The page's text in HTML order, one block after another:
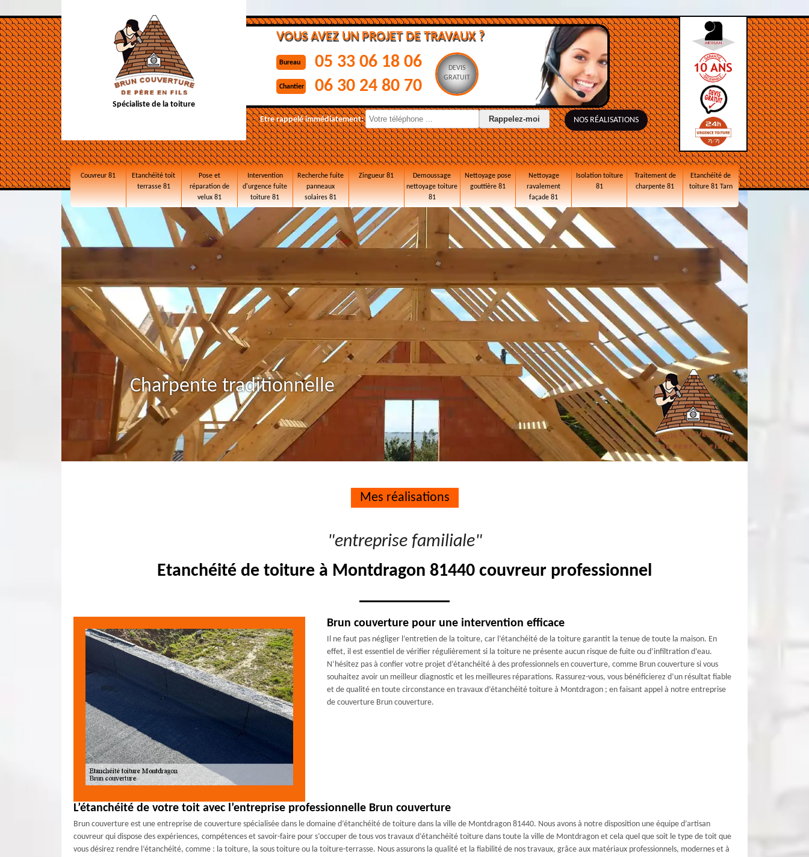
Spécialiste de la toiture
VOUS AVEZ UN PROJET DE TRAVAUX ?
Bureau 05 33 06 18 06
Chantier 06 30 24 80 70
DEVIS
GRATUIT
Etre rappelé immédiatement: NOS RÉALISATIONS
Couvreur 81
Etanchéité toit
terrasse 81
Pose et
réparation de
velux 81
Intervention
d'urgence fuite
toiture 81
Recherche fuite
panneaux
solaires 81
Zingueur 81
Demoussage
nettoyage toiture
81
Nettoyage pose
gouttière 81
Nettoyage
ravalement
façade 81
Isolation toiture
81
Traitement de
charpente 81
Etanchéité de
toiture 81 Tarn
Charpente traditionnelle
Mes réalisations
"entreprise familiale"
Etanchéité de toiture à Montdragon 81440 couvreur professionnel
Brun couverture pour une intervention efficace
Il ne faut pas négliger l’entretien de la toiture, car l’étanchéité de la toiture garantit la tenue de toute la maison. En
effet, il est essentiel de vérifier régulièrement si la toiture ne présente aucun risque de fuite ou d’infiltration d’eau.
N’hésitez pas à confier votre projet d’étanchéité à des professionnels en couverture, comme Brun couverture si vous
souhaitez avoir un meilleur diagnostic et les meilleures réparations. Rassurez-vous, vous bénéficierez d’un résultat fiable
et de qualité en toute circonstance en travaux d’étanchéité toiture à Montdragon ; en faisant appel à notre entreprise
de couverture Brun couverture.
L’étanchéité de votre toit avec l’entreprise professionnelle Brun couverture
Brun couverture est une entreprise de couverture spécialisée dans le domaine d’étanchéité de toiture dans la ville de Montdragon 81440. Nous avons à notre disposition une équipe d’artisan
couvreur qui dispose des expériences, compétences et savoir-faire pour s’occuper de tous vos travaux d’étanchéité toiture dans toute la ville de Montdragon et cela quel que soit le type de toit que
vous désirez rendre l’étanchéité, comme : la toiture, la sous toiture ou la toiture-terrasse. Nous assurons la qualité et la fiabilité de nos travaux, grâce aux matériaux professionnels, modernes et à